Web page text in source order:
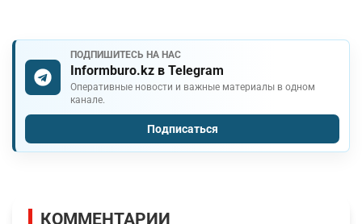
ПОДПИШИТЕСЬ НА НАС
Informburo.kz в Telegram
Оперативные новости и важные материалы в одном
канале.
Подписаться
КОММЕНТАРИИ